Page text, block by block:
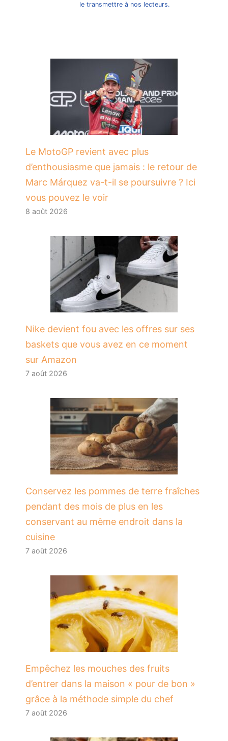
le transmettre à nos lecteurs.
Le MotoGP revient avec plus
d’enthousiasme que jamais : le retour de
Marc Márquez va-t-il se poursuivre ? Ici
vous pouvez le voir
8 août 2026
Nike devient fou avec les offres sur ses
baskets que vous avez en ce moment
sur Amazon
7 août 2026
Conservez les pommes de terre fraîches
pendant des mois de plus en les
conservant au même endroit dans la
cuisine
7 août 2026
​Empêchez les mouches des fruits
d’entrer dans la maison « pour de bon »
grâce à la méthode simple du chef
7 août 2026